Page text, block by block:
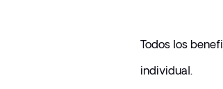
Todos los
individual.